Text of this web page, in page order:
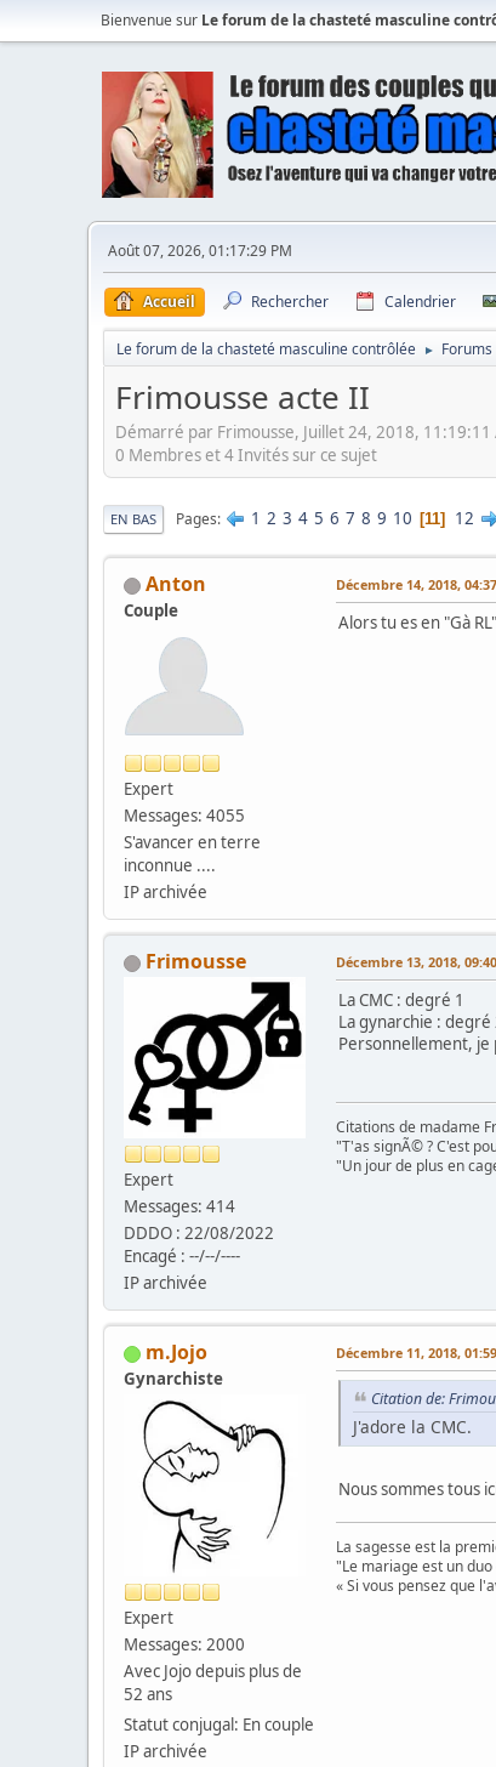
Bienvenue sur Le forum de la chasteté masculine
Août 07, 2026, 01:17:29 PM
Accueil Rechercher Calendrier
Le forum de la chasteté masculine contrôlée ► Forums
Frimousse acte II
Démarré par Frimousse, Juillet 24, 2018, 11:19:11
0 Membres et 4 Invités sur ce sujet
EN BAS Pages 1 2 3 4 5 6 7 8 9 10 11 12
Anton
Couple
Expert
Messages: 4055
S'avancer en terre
inconnue ....
IP archivée
Décembre 14, 2018,
Alors tu es en "Gà
Frimousse
Expert
Messages: 414
DDDO : 22/08/2022
Encagé : --/--/----
IP archivée
Décembre 13, 2018,
La CMC : degré 1
La gynarchie :
Personnellement, je
Citations de madame
"T'as signÃ© ? C'est
"Un jour de plus en
m.Jojo
Gynarchiste
Expert
Messages: 2000
Avec Jojo depuis plus de
52 ans
Statut conjugal: En couple
IP archivée
Décembre 11, 2018,
Citation de:
J'adore la CMC.
Nous sommes tous
La sagesse est la
"Le mariage est un
« Si vous pensez que